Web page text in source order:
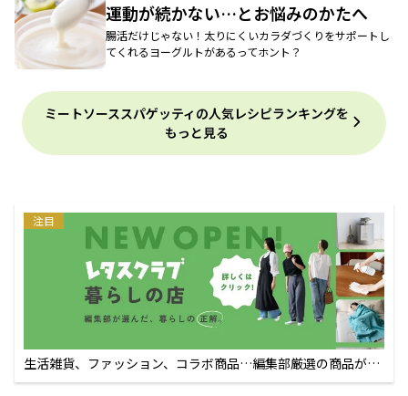
運動が続かない…とお悩みのかたへ
腸活だけじゃない！太りにくいカラダづくりをサポートし
てくれるヨーグルトがあるってホント？
ミートソーススパゲッティの人気レシピランキングを
もっと見る
注目
生活雑貨、ファッション、コラボ商品…編集部厳選の商品が買
えるECサイト